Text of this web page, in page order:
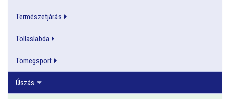
Természetjárás
Tollaslabda
Tömegsport
Úszás